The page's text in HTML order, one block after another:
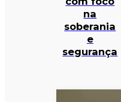
na
soberania
e
segurança